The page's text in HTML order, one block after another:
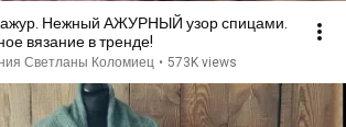
ажур. Нежный АЖУРНЫЙ узор спицами.
вязание в тренде!
Светланы Коломиец • 573K views